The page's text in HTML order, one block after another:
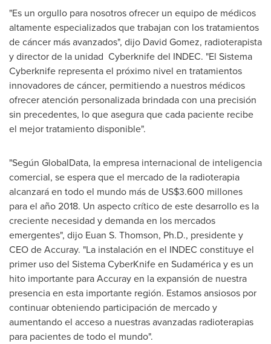
"Es un orgullo para nosotros ofrecer un equipo de médicos
altamente especializados que trabajan con los tratamientos
de cáncer más avanzados", dijo David Gomez, radioterapista
y director de la unidad Cyberknife del INDEC. "El Sistema
Cyberknife representa el próximo nivel en tratamientos
innovadores de cáncer, permitiendo a nuestros médicos
ofrecer atención personalizada brindada con una precisión
sin precedentes, lo que asegura que cada paciente recibe
el mejor tratamiento disponible".
"Según GlobalData, la empresa internacional de inteligencia
comercial, se espera que el mercado de la radioterapia
alcanzará en todo el mundo más de US$3.600 millones
para el año 2018. Un aspecto crítico de este desarrollo es la
creciente necesidad y demanda en los mercados
emergentes", dijo Euan S. Thomson, Ph.D., presidente y
CEO de Accuray. "La instalación en el INDEC constituye el
primer uso del Sistema CyberKnife en Sudamérica y es un
hito importante para Accuray en la expansión de nuestra
presencia en esta importante región. Estamos ansiosos por
continuar obteniendo participación de mercado y
aumentando el acceso a nuestras avanzadas radioterapias
para pacientes de todo el mundo".